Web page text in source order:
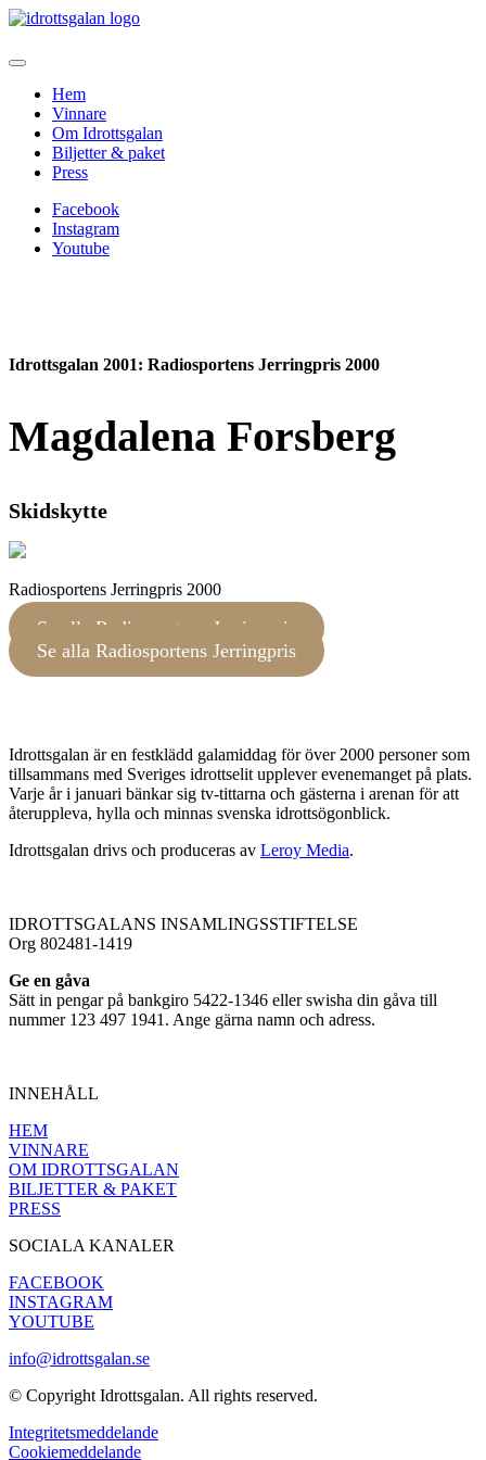
Hem
Vinnare
Om Idrottsgalan
Biljetter & paket
Press
Facebook
Instagram
Youtube
Idrottsgalan 2001: Radiosportens Jerringpris 2000
Magdalena Forsberg
Skidskytte
Radiosportens Jerringpris 2000
Se alla Radiosportens Jerringpris
Se alla Radiosportens Jerringpris
Idrottsgalan är en festklädd galamiddag för över 2000 personer som
tillsammans med Sveriges idrottselit upplever evenemanget på plats.
Varje år i januari bänkar sig tv-tittarna och gästerna i arenan för att
återuppleva, hylla och minnas svenska idrottsögonblick.
Idrottsgalan drivs och produceras av Leroy Media.
IDROTTSGALANS INSAMLINGSSTIFTELSE
Org 802481-1419
Ge en gåva
Sätt in pengar på bankgiro 5422-1346 eller swisha din gåva till
nummer 123 497 1941. Ange gärna namn och adress.
INNEHÅLL
HEM
VINNARE
OM IDROTTSGALAN
BILJETTER & PAKET
PRESS
SOCIALA KANALER
FACEBOOK
INSTAGRAM
YOUTUBE
info@idrottsgalan.se
© Copyright Idrottsgalan. All rights reserved.
Integritetsmeddelande
Cookiemeddelande